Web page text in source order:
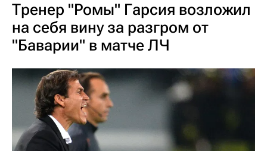
Тренер "Ромы" Гарсия возложил
на себя вину за разгром от
"Баварии" в матче ЛЧ